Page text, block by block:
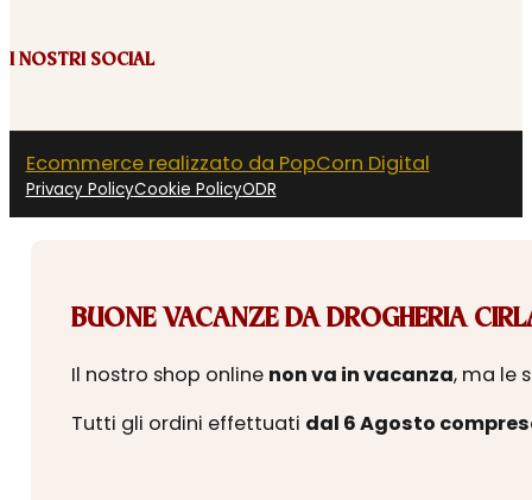
I NOSTRI SOCIAL
Ecommerce realizzato da PopCorn Digital
Privacy PolicyCookie PolicyODR
BUONE VACANZE DA DROGHERIA
Il nostro shop online non va in vacanza, ma le
Tutti gli ordini effettuati dal 6 Agosto